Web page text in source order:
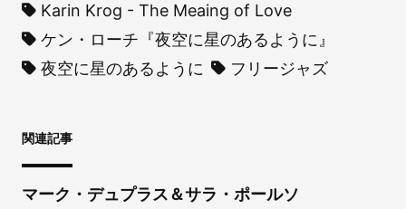
Karin Krog - The Meaing of Love
ケン・ローチ『夜空に星のあるように』
夜空に星のあるように
フリージャズ
関連記事
マーク・デュプラス＆サラ・ポールソ